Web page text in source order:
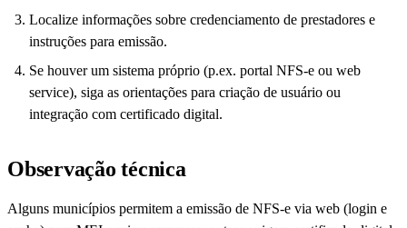
Localize informações sobre credenciamento de prestadores e
instruções para emissão.
Se houver um sistema próprio (p.ex. portal NFS-e ou web
service), siga as orientações para criação de usuário ou
integração com certificado digital.
Observação técnica
Alguns municípios permitem a emissão de NFS-e via web (login e